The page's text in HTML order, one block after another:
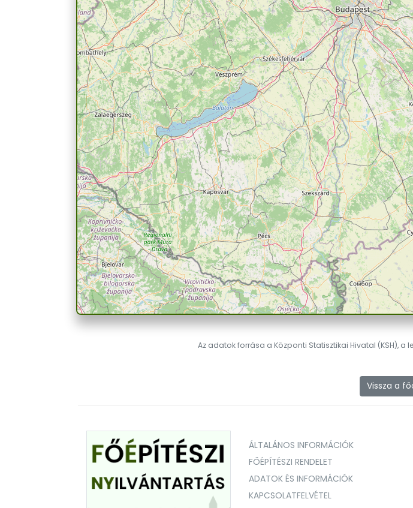
Az adatok forrása a Központi Statisztikai Hivatal (KSH),
Vissza a
ÁLTALÁNOS INFORMÁCIÓK
FŐÉPÍTÉSZI RENDELET
ADATOK ÉS INFORMÁCIÓK
KAPCSOLATFELVÉTEL